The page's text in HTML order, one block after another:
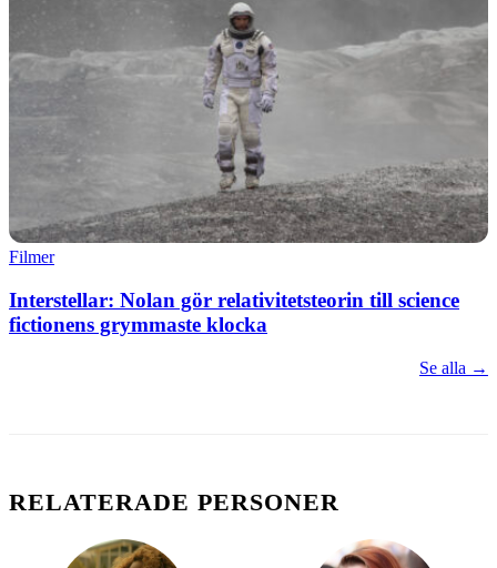
Filmer
Interstellar: Nolan gör relativitetsteorin till science
fictionens grymmaste klocka
Se alla →
RELATERADE PERSONER